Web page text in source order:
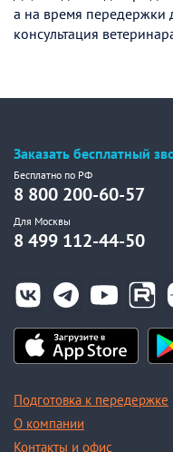
а на время передержки
консультация
Заказать бесплатный
Бесплатно по РФ
8 800 200-60-57
Для Москвы
8 499 112-44-50
Подготовка к передержке
О компании
Контакты и офис